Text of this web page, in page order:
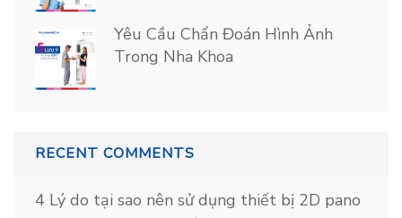
Yêu Cầu Chẩn Đoán Hình Ảnh
Trong Nha Khoa
RECENT COMMENTS
4 Lý do tại sao nên sử dụng thiết bị 2D pano